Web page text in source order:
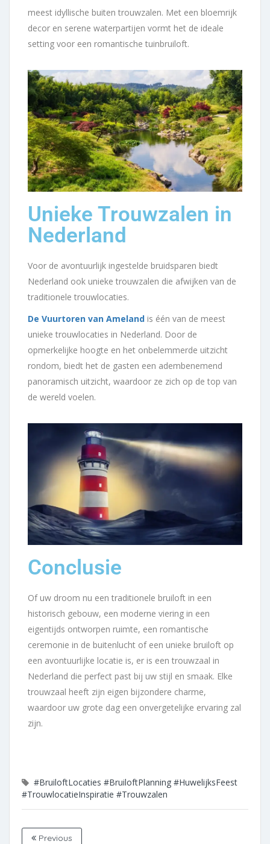
meest idyllische buiten trouwzalen. Met een bloemrijk
decor en serene waterpartijen vormt het de ideale
setting voor een romantische tuinbruiloft.
Unieke Trouwzalen in
Nederland
Voor de avontuurlijk ingestelde bruidsparen biedt
Nederland ook unieke trouwzalen die afwijken van de
traditionele trouwlocaties.
De Vuurtoren van Ameland is één van de meest
unieke trouwlocaties in Nederland. Door de
opmerkelijke hoogte en het onbelemmerde uitzicht
rondom, biedt het de gasten een adembenemend
panoramisch uitzicht, waardoor ze zich op de top van
de wereld voelen.
Conclusie
Of uw droom nu een traditionele bruiloft in een
historisch gebouw, een moderne viering in een
eigentijds ontworpen ruimte, een romantische
ceremonie in de buitenlucht of een unieke bruiloft op
een avontuurlijke locatie is, er is een trouwzaal in
Nederland die perfect past bij uw stijl en smaak. Elke
trouwzaal heeft zijn eigen bijzondere charme,
waardoor uw grote dag een onvergetelijke ervaring zal
zijn.
#BruiloftLocaties #BruiloftPlanning #HuwelijksFeest
#TrouwlocatieInspiratie #Trouwzalen
Previous